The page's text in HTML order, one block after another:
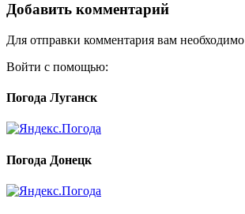
Добавить комментарий
Для отправки комментария вам необходимо
Войти с помощью:
Погода Луганск
Погода Донецк